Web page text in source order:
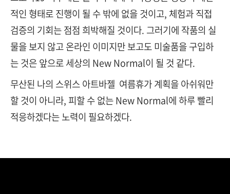
적인 형태로 진행이 될 수 밖에 없을 것이고, 체험과 직접
검증의 기회는 점점 희박해질 것이다. 그러기에 작품의 실
물을 보지 않고 온라인 이미지만 보고도 미술품을 구입하
는 것은 앞으로 세상의 New Normal이 될 것 같다.
무산된 나의 스위스 아트바젤 여름휴가 계획을 아쉬워만
할 것이 아니라, 피할 수 없는 New Normal에 하루 빨리
적응하겠다는 노력이 필요하겠다.